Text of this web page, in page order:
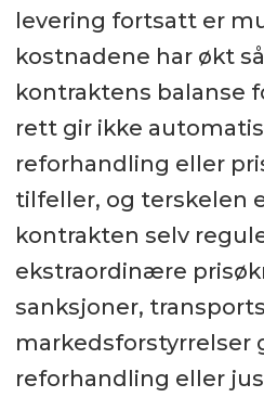
levering fortsatt er
kostnadene har økt
kontraktens balanse
rett gir ikke
reforhandling eller
tilfeller, og terskelen
kontrakten selv
ekstraordinære
sanksjoner,
markedsforstyrrelser
reforhandling eller